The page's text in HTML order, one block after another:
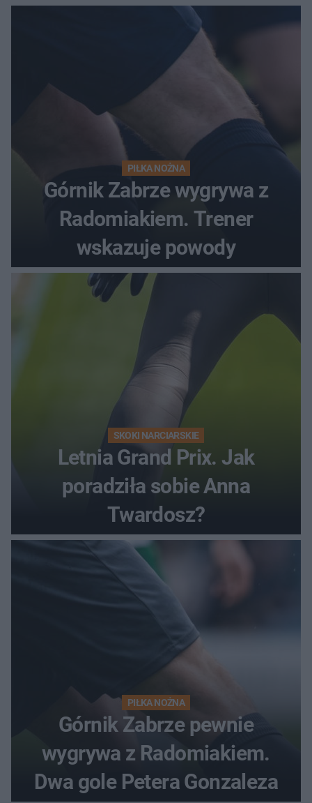
PIŁKA NOŻNA
Górnik Zabrze wygrywa z
Radomiakiem. Trener
wskazuje powody
SKOKI NARCIARSKIE
Letnia Grand Prix. Jak
poradziła sobie Anna
Twardosz?
PIŁKA NOŻNA
Górnik Zabrze pewnie
wygrywa z Radomiakiem.
Dwa gole Petera Gonzaleza